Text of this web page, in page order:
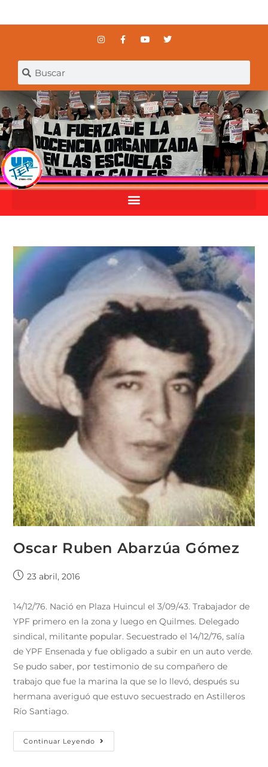
Oscar Ruben Abarzúa Gómez
23 abril, 2016
14/12/76. Nació en Plaza Huincul el 3/09/43. Trabajador de
YPF primero en la zona y luego en Quilmes. Delegado
sindical, militante popular. Secuestrado el 14/12/76, salía
de YPF Ensenada y fue obligado a subir en un auto verde.
Se pudo saber, por testimonio de su compañero de
trabajo que fue la marina la que se lo llevó, después su
hermana averiguó que estuvo secuestrado en Astilleros
Río Santiago.
Continuar Leyendo